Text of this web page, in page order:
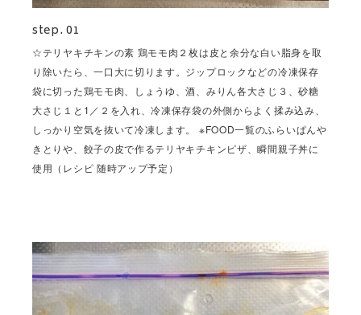
step. 01
☆テリヤキチキンの素 鶏モモ肉２枚は皮と余分な白い脂身を取
り除いたら、一口大に切ります。ジップロックなどの冷凍保存
袋に切った鶏モモ肉、しょうゆ、酒、みりん各大さじ３、砂糖
大さじ１と1／２を入れ、冷凍保存袋の外側からよく揉み込み、
しっかり空気を抜いて冷凍します。 ※FOOD一覧のふらいぱんや
きとりや、餃子の皮で作るテリヤキチキンピザ、瞬間親子丼に
使用（レシピ 随時アップ予定）